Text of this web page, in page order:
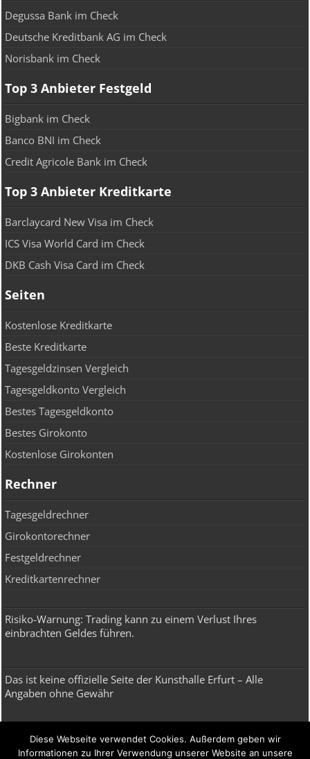
Degussa Bank im Check
Deutsche Kreditbank AG im Check
Norisbank im Check
Top 3 Anbieter Festgeld
Bigbank im Check
Banco BNI im Check
Credit Agricole Bank im Check
Top 3 Anbieter Kreditkarte
Barclaycard New Visa im Check
ICS Visa World Card im Check
DKB Cash Visa Card im Check
Seiten
Kostenlose Kreditkarte
Beste Kreditkarte
Tagesgeldzinsen Vergleich
Tagesgeldkonto Vergleich
Bestes Tagesgeldkonto
Bestes Girokonto
Kostenlose Girokonten
Rechner
Tagesgeldrechner
Girokontorechner
Festgeldrechner
Kreditkartenrechner
Risiko-Warnung: Trading kann zu einem Verlust Ihres
einbrachten Geldes führen.
Das ist keine offizielle Seite der Kunsthalle Erfurt – Alle
Angaben ohne Gewähr
Diese Webseite verwendet Cookies. Außerdem geben wir
Informationen zu Ihrer Verwendung unserer Website an unsere